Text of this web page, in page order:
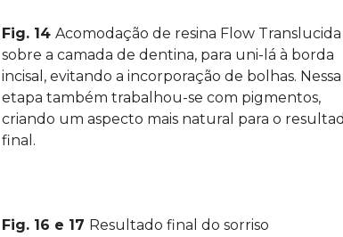
Fig. 14 Acomodação de resina Flow Translucida
sobre a camada de dentina, para uni-lá à borda
incisal, evitando a incorporação de bolhas. Nessa
etapa também trabalhou-se com pigmentos,
criando um aspecto mais natural para o
final.
Fig. 16 e 17 Resultado final do sorriso